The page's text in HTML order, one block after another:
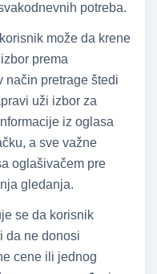
potreba.
može da krene
prema
način pretrage štedi
uži izbor za
iz oglasa
a sve važne
oglašivačem pre
gledanja.
se da korisnik
da ne donosi
cene ili jednog